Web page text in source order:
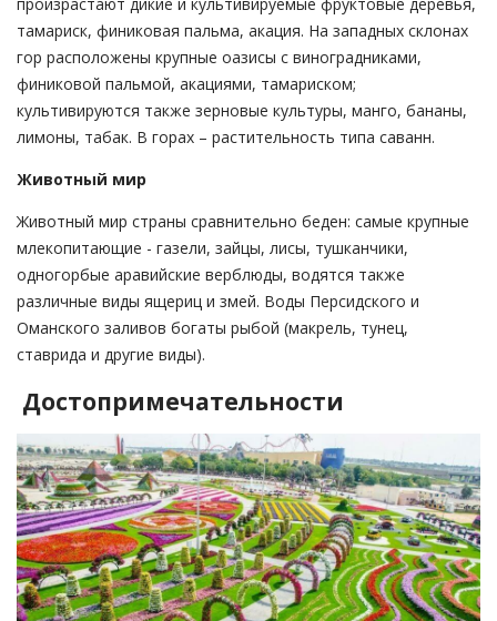
произрастают дикие и культивируемые фруктовые деревья,
тамариск, финиковая пальма, акация. На западных склонах
гор расположены крупные оазисы с виноградниками,
финиковой пальмой, акациями, тамариском;
культивируются также зерновые культуры, манго, бананы,
лимоны, табак. В горах – растительность типа саванн.
Животный мир
Животный мир страны сравнительно беден: самые крупные
млекопитающие - газели, зайцы, лисы, тушканчики,
одногорбые аравийские верблюды, водятся также
различные виды ящериц и змей. Воды Персидского и
Оманского заливов богаты рыбой (макрель, тунец,
ставрида и другие виды).
Достопримечательности